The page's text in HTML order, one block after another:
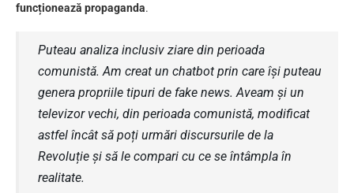
funcționează propaganda.
Puteau analiza inclusiv ziare din perioada
comunistă. Am creat un chatbot prin care își puteau
genera propriile tipuri de fake news. Aveam și un
televizor vechi, din perioada comunistă, modificat
astfel încât să poți urmări discursurile de la
Revoluție și să le compari cu ce se întâmpla în
realitate.